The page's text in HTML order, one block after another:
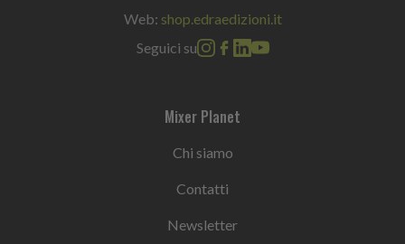
Web: shop.edraedizioni.it
Seguici su
Mixer Planet
Chi siamo
Contatti
Newsletter